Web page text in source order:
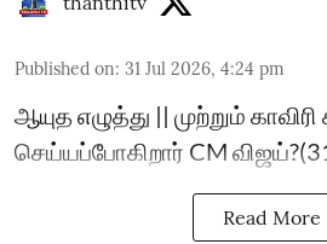
Published on: 31 Jul 2026, 4:24 pm
ஆயுத எழுத்து || முற்றும்
செய்யப்போகிறார் CM
Read More